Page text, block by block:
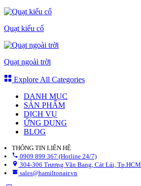
Quạt kiểu cổ
Quạt ngoài trời
Explore All Categories
DANH MỤC
SẢN PHẨM
DỊCH VỤ
ỨNG DỤNG
BLOG
THÔNG TIN LIÊN HỆ
0909 899 367 (Hotline 24/7)
304-306 Trương Văn Bang, Cát Lái, Tp.HCM
sales@hamiltonair.vn